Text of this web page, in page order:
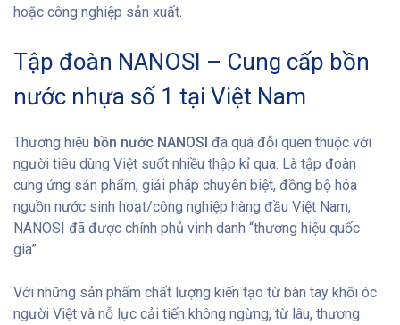
hoặc công nghiệp sản xuất.
Tập đoàn NANOSI – Cung cấp bồn
nước nhựa số 1 tại Việt Nam
Thương hiệu bồn nước NANOSI đã quá đỗi quen thuộc với
người tiêu dùng Việt suốt nhiều thập kỉ qua. Là tập đoàn
cung ứng sản phẩm, giải pháp chuyên biệt, đồng bộ hóa
nguồn nước sinh hoạt/công nghiệp hàng đầu Việt Nam,
NANOSI đã được chính phủ vinh danh “thương hiệu quốc
gia”.
Với những sản phẩm chất lượng kiến tạo từ bàn tay khối óc
người Việt và nỗ lực cải tiến không ngừng, từ lâu, thương